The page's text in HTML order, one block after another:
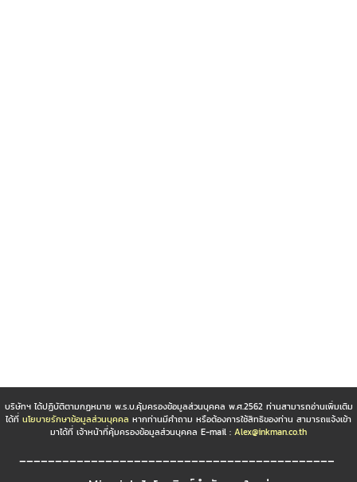
บริษัทฯ ได้ปฏิบัติตามกฏหมาย พ.ร.บ.คุ้มครองข้อมูลส่วนบุคคล พ.ศ.2562 ท่านสามารถอ่านเพิ่มเติม
ได้ที่ นโยบายรักษาข้อมูลส่วนบุคคล หากท่านมีคำถาม หรือต้องการใช้สิทธิของท่าน สามารถแจ้งเข้า
มาได้ที่ เจ้าหน้าที่คุ้มครองข้อมูลส่วนบุคคล E-mail : Alex@inkman.co.th
____________________________________________